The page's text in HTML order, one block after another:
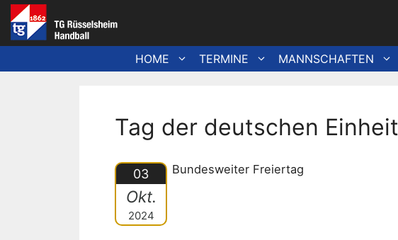
Zum
Inhalt
springen
HOME TERMINE MANNSCHAFTEN
Tag der deutschen Einheit
03
Okt.
2024
Bundesweiter Freiertag